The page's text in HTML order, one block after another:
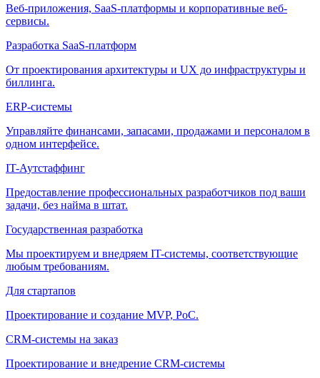
Веб-приложения, SaaS-платформы и корпоративные веб-
сервисы.
Разработка SaaS-платформ
От проектирования архитектуры и UX до инфраструктуры и
биллинга.
ERP-системы
Управляйте финансами, запасами, продажами и персоналом в
одном интерфейсе.
IT-Аутстаффинг
Предоставление профессиональных разработчиков под ваши
задачи, без найма в штат.
Государственная разработка
Мы проектируем и внедряем IT-системы, соответствующие
любым требованиям.
Для стартапов
Проектирование и создание MVP, PoC.
CRM-системы на заказ
Проектирование и внедрение CRM-системы